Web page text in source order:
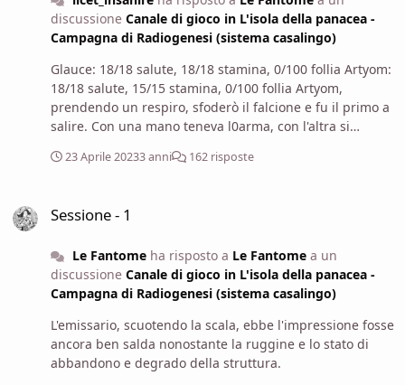
discussione Canale di gioco in L'isola della panacea -
Campagna di Radiogenesi (sistema casalingo)
Glauce: 18/18 salute, 18/18 stamina, 0/100 follia Artyom:
18/18 salute, 15/15 stamina, 0/100 follia Artyom,
prendendo un respiro, sfoderò il falcione e fu il primo a
salire. Con una mano teneva l0arma, con l'altra si
ginocchia piegate, in modo da riuscire ad assorbire
sopra avesse incontrato qualcosa. Prima di appoggiare
volta ne saggiò la solidità, in modo da poter evitare gli
scalini più ammalorati e indicarli ai compagni. Glauce
seguì l'emissario in seconda fila, imitando la sua
postura e le ginocchia tese. Ammirò il coraggio
dell'uomo: era evidente che i monaci che avevano reso
la sua fede così fervente gli avevano insegnato anche
molto altro.
23 Aprile 20233 anni 162 risposte
Sessione - 1
Le Fantomeha risposto a Le Fantomea un
discussione Canale di gioco in L'isola della panacea -
Campagna di Radiogenesi (sistema casalingo)
L'emissario, scuotendo la scala, ebbe l'impressione fosse
ancora ben salda nonostante la ruggine e lo stato di
abbandono e degrado della struttura.